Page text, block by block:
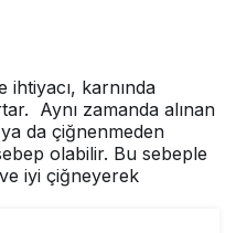
ihtiyacı, karnında
Aynı zamanda alınan
da çiğnenmeden
olabilir. Bu sebeple
iyi çiğneyerek